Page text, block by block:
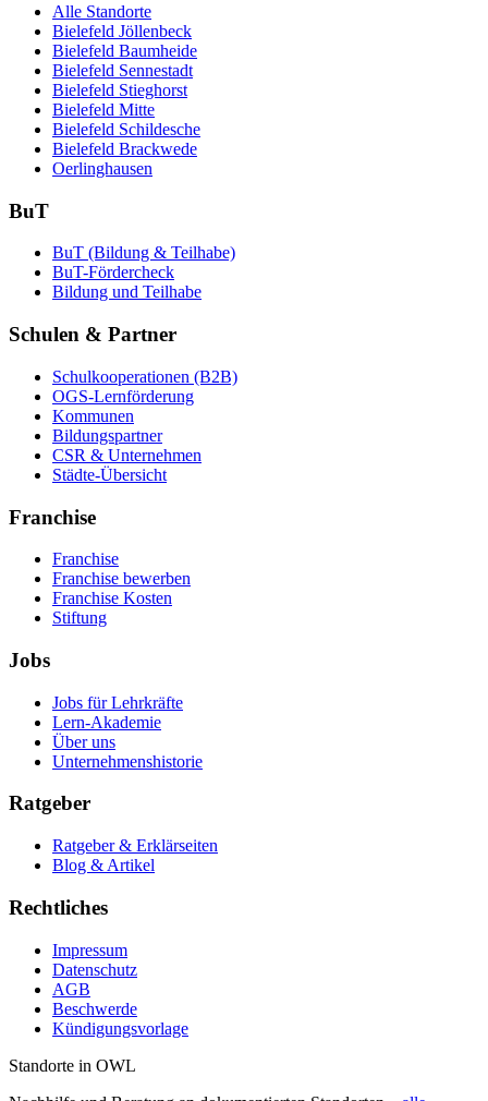
Alle Standorte
Bielefeld Jöllenbeck
Bielefeld Baumheide
Bielefeld Sennestadt
Bielefeld Stieghorst
Bielefeld Mitte
Bielefeld Schildesche
Bielefeld Brackwede
Oerlinghausen
BuT
BuT (Bildung & Teilhabe)
BuT-Fördercheck
Bildung und Teilhabe
Schulen & Partner
Schulkooperationen (B2B)
OGS-Lernförderung
Kommunen
Bildungspartner
CSR & Unternehmen
Städte-Übersicht
Franchise
Franchise
Franchise bewerben
Franchise Kosten
Stiftung
Jobs
Jobs für Lehrkräfte
Lern-Akademie
Über uns
Unternehmenshistorie
Ratgeber
Ratgeber & Erklärseiten
Blog & Artikel
Rechtliches
Impressum
Datenschutz
AGB
Beschwerde
Kündigungsvorlage
Standorte in OWL